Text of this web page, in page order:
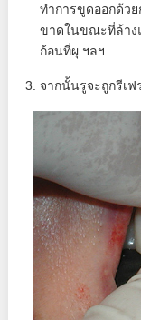
ทำการขูดออกด้วย
ขาดในขณะที่ล้าง
ก้อนที่ผุ ฯลฯ
จากนั้นรูจะถูกรีเ